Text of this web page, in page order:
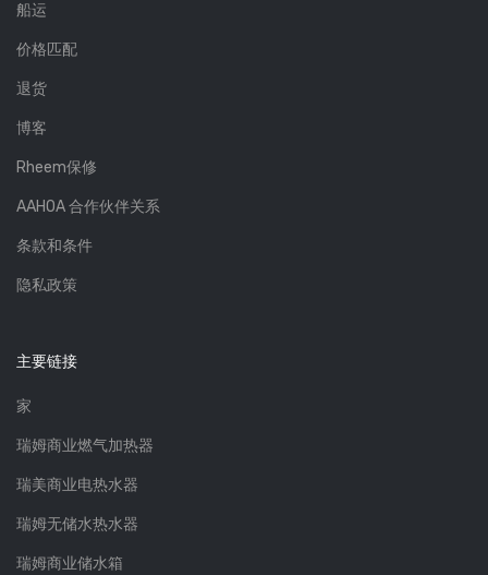
船运
价格匹配
退货
博客
Rheem保修
AAHOA 合作伙伴关系
条款和条件
隐私政策
主要链接
家
瑞姆商业燃气加热器
瑞美商业电热水器
瑞姆无储水热水器
瑞姆商业储水箱